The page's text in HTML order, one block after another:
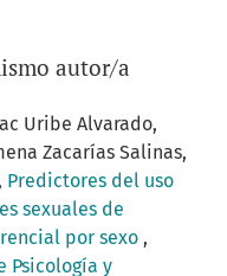
autor/a
Uribe Alvarado,
Zacarías Salinas,
Predictores del uso
sexuales de
por sexo ,
Psicología y